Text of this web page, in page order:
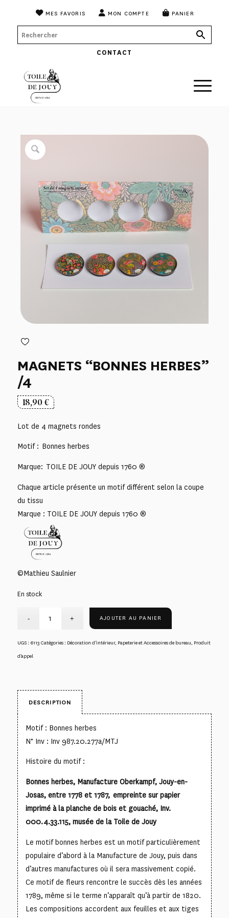
MES FAVORIS MON COMPTE PANIER
CONTACT
MAGNETS “BONNES HERBES”
/4
18,90€
Lot de 4 magnets rondes
Motif : Bonnes herbes
Marque: TOILE DE JOUY depuis 1760 ®
Chaque article présente un motif différent selon la coupe
du tissu
Marque : TOILE DE JOUY depuis 1760 ®
©Mathieu Saulnier
En stock
AJOUTER AU PANIER
UGS : 6113 Catégories : Décoration d'intérieur, Papeterie et Accessoires de bureau, Produit
d’appel
DESCRIPTION
Motif : Bonnes herbes
N° Inv : Inv 987.20.277a/MTJ
Histoire du motif :
Bonnes herbes, Manufacture Oberkampf, Jouy-en-
Josas, entre 1778 et 1787, empreinte sur papier
imprimé à la planche de bois et gouaché, Inv.
000.4.33.115, musée de la Toile de Jouy
Le motif bonnes herbes est un motif particulièrement
populaire d’abord à la Manufacture de Jouy, puis dans
d’autres manufactures où il sera massivement copié.
Ce motif de fleurs rencontre le succès dès les années
1789, même si le terme n’apparaît qu’à partir de 1820.
Les compositions accordent aux feuilles et aux tiges